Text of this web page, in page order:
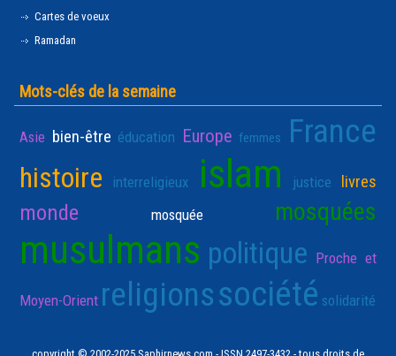
Cartes de voeux
Ramadan
Mots-clés de la semaine
Asie bien-être éducation Europe femmes France
histoire interreligieux islam justice livres
monde mosquée mosquées
musulmans politique Proche et
Moyen-Orient religionssociété solidarité